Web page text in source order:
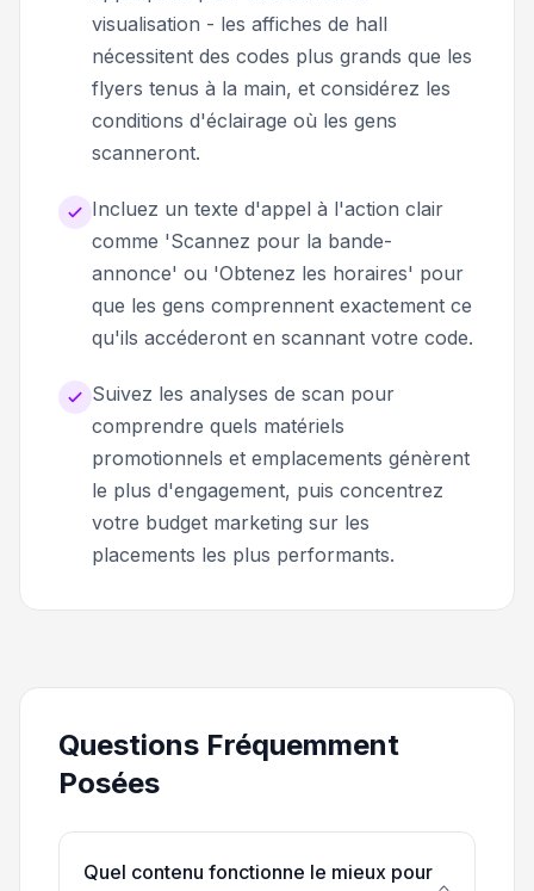
visualisation - les affiches de hall
nécessitent des codes plus grands que les
flyers tenus à la main, et considérez les
conditions d'éclairage où les gens
scanneront.
Incluez un texte d'appel à l'action clair
comme 'Scannez pour la bande-
annonce' ou 'Obtenez les horaires' pour
que les gens comprennent exactement ce
qu'ils accéderont en scannant votre code.
Suivez les analyses de scan pour
comprendre quels matériels
promotionnels et emplacements génèrent
le plus d'engagement, puis concentrez
votre budget marketing sur les
placements les plus performants.
Questions Fréquemment
Posées
Quel contenu fonctionne le mieux pour